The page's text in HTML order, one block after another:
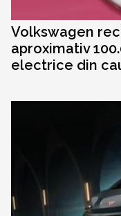
Volkswagen
aproximativ
electrice din